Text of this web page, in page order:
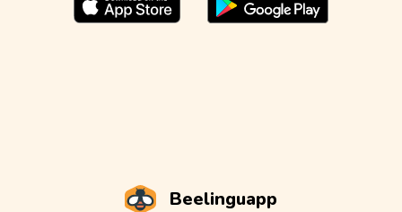
Beelinguapp